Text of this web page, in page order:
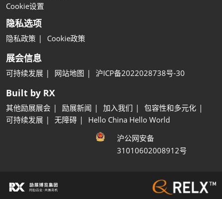
Cookie设置
隐私选项
隐私政策 Cookie政策
展会信息
可持续发展 网站地图 沪ICP备2022028738号-30
Built by RX
其他励展展会 励展新闻 加入我们
包容性和多元化
可持续发展
无障碍
Hello China Hello World
沪公网安备
31010602008912号